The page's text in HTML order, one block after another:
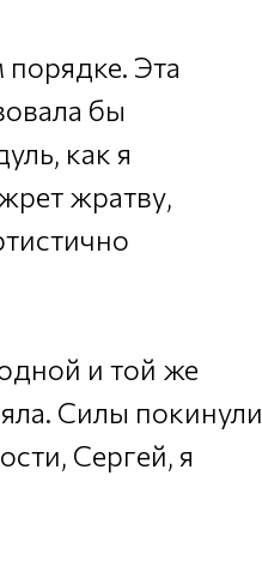
Эта
бы
как я
жратву,
и той же
Силы покинули
Сергей, я